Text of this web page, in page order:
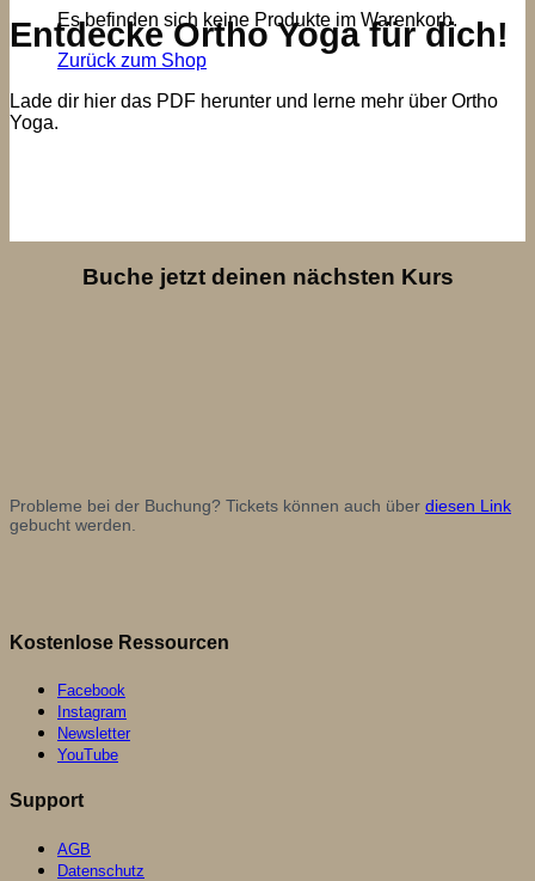
Es befinden sich keine Produkte im Warenkorb.
Zurück zum Shop
Entdecke Ortho Yoga für dich!
Lade dir hier das PDF herunter und lerne mehr über Ortho
Yoga.
Buche jetzt deinen nächsten Kurs
Probleme bei der Buchung? Tickets können auch über diesen Link
gebucht werden.
Kostenlose Ressourcen
Facebook
Instagram
Newsletter
YouTube
Support
AGB
Datenschutz